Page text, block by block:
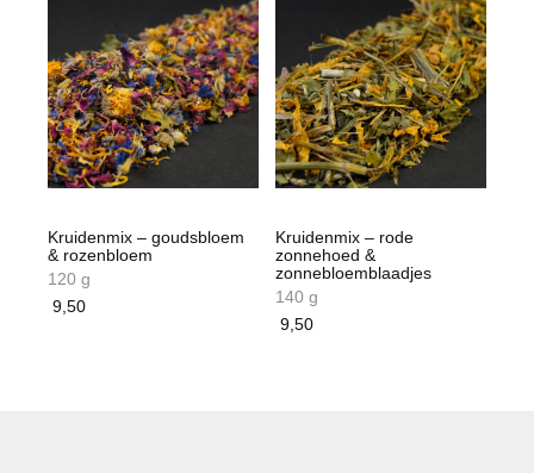
Kruidenmix – goudsbloem
& rozenbloem
120 g
9,50
Kruidenmix – rode
zonnehoed &
zonnebloemblaadjes
140 g
9,50